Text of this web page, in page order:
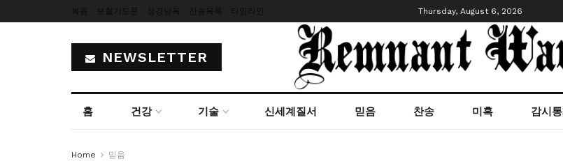
Thursday, August 6, 2026
NEWSLETTER
홈 건강 기술 신세계질서 믿음 찬송 미혹 감시
Home 믿음